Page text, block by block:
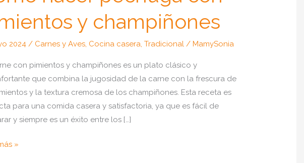
y champiñones
2024/ Carnes y Aves, Cocina casera,Tradicional /MamySonia
con pimientos y champiñones es un plato clásico y
que combina la jugosidad de la carne con la frescura de
y la textura cremosa de los champiñones. Esta receta es
para una comida casera y satisfactoria, ya que es fácil de
y siempre es un éxito entre los […]
»